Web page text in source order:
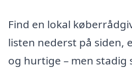
Find en lokal
listen nederst på siden,
og hurtige – men stadig